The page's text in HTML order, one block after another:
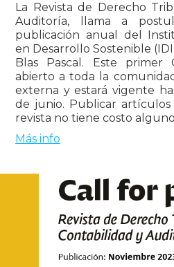
La Revista de Derecho
Auditoría, llama a
publicación anual del
en Desarrollo Sostenible
Blas Pascal. Este primer
abierto a toda la
externa y estará vigente
de junio. Publicar
revista no tiene costo
Más info